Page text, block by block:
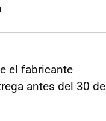
el fabricante
antes del 30 de